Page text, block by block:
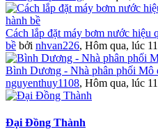
Cách lắp đặt máy bơm nước hiệu
bề bởi nhvan226, Hôm qua, lúc
Bình Dương - Nhà phân phối
nguyenthuy1108, Hôm qua, lúc
Đại Đồng Thành